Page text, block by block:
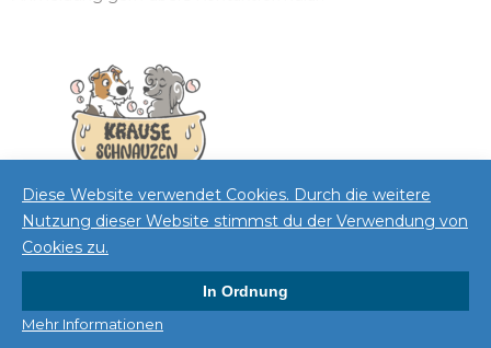
Krauseschnauzen 2026 . Powered by WordPress
Diese Website verwendet Cookies. Durch die weitere
Nutzung dieser Website stimmst du der Verwendung von
Cookies zu.
In Ordnung
Mehr Informationen